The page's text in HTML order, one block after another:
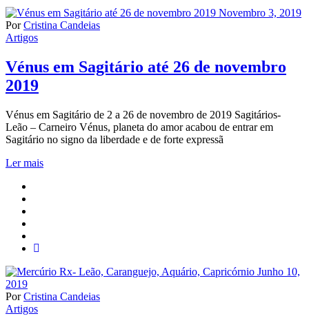
Novembro 3, 2019
Por Cristina Candeias
Artigos
Vénus em Sagitário até 26 de novembro
2019
Vénus em Sagitário de 2 a 26 de novembro de 2019 Sagitários-
Leão – Carneiro Vénus, planeta do amor acabou de entrar em
Sagitário no signo da liberdade e de forte expressã
Ler mais
Junho 10,
2019
Por Cristina Candeias
Artigos